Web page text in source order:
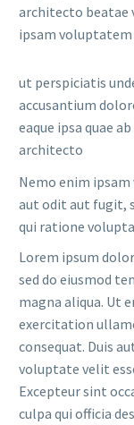
architecto beatae
ipsam
ut perspiciatis
accusantium
eaque ipsa quae
architecto
Nemo enim
aut odit aut fugit,
qui ratione
Lorem ipsum
sed do eiusmod
magna aliqua. Ut
exercitation
consequat. Duis
voluptate velit
Excepteur sint
culpa qui officia